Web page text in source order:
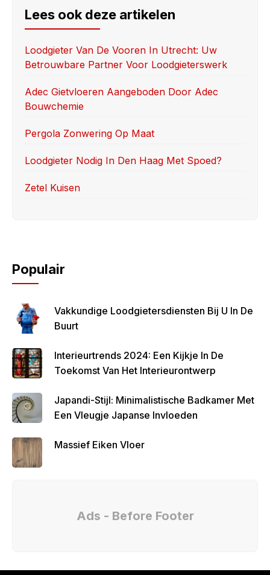
e
b
o
o
k
o
d
o
n
e
Lees ook deze artikelen
Loodgieter Van De Vooren In Utrecht: Uw
Betrouwbare Partner Voor Loodgieterswerk
Adec Gietvloeren Aangeboden Door Adec
Bouwchemie
Pergola Zonwering Op Maat
Loodgieter Nodig In Den Haag Met Spoed?
Zetel Kuisen
Populair
Vakkundige Loodgietersdiensten Bij U In De
Buurt
Interieurtrends 2024: Een Kijkje In De
Toekomst Van Het Interieurontwerp
Japandi-Stijl: Minimalistische Badkamer Met
Een Vleugje Japanse Invloeden
Massief Eiken Vloer
Ads - Before Footer